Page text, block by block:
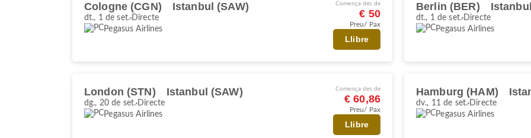
Cologne (CGN) Istanbul (SAW)
dt., 1 de set. Directe
Pegasus Airlines
Comença des de
€ 50
Preu/ Pax
Llibre
Berlin (BER)
dt., 1 de set. Directe
Pegasus Airlines
London (STN) Istanbul (SAW)
dg., 20 de set. Directe
Pegasus Airlines
Comença des de
€ 60,86
Preu/ Pax
Llibre
Hamburg (HAM)
dv., 11 de set. Directe
Pegasus Airlines